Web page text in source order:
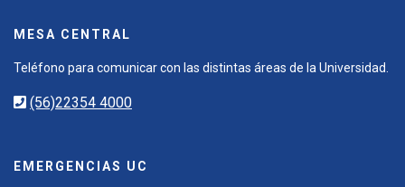
MESA CENTRAL
Teléfono para comunicar con las distintas áreas de la Universidad.
(56)22354 4000
EMERGENCIAS UC